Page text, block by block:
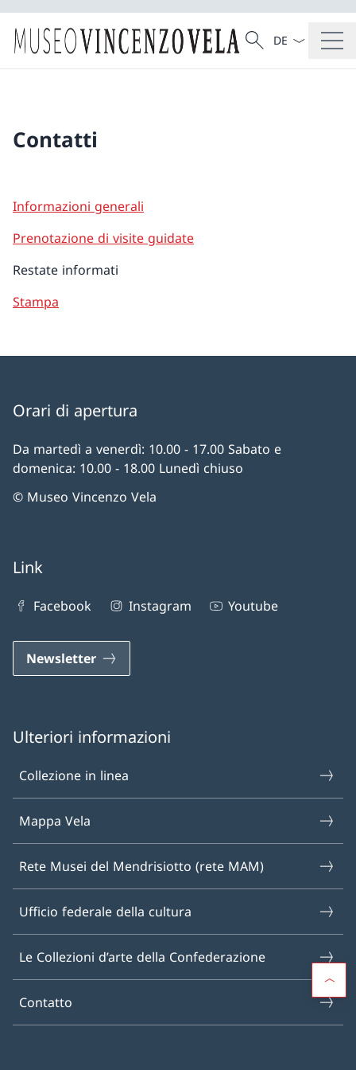
Cercare
Ricerca
Dal menu a
Contatti
Informazioni generali
Prenotazione di visite guidate
Restate informati
Stampa
Orari di apertura
Da martedì a venerdì: 10.00 - 17.00 Sabato e
domenica: 10.00 - 18.00 Lunedì chiuso
© Museo Vincenzo Vela
Link
Facebook Instagram Youtube
Newsletter
Ulteriori informazioni
Collezione in linea
Mappa Vela
Rete Musei del Mendrisiotto (rete MAM)
Ufficio federale della cultura
Le Collezioni d’arte della Confederazione
Contatto